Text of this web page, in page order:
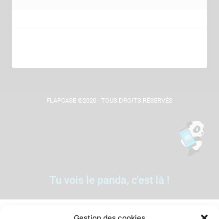
FLAPCASE ©2020 - TOUS DROITS RÉSERVÉS
Tu vois le panda, c'est là !